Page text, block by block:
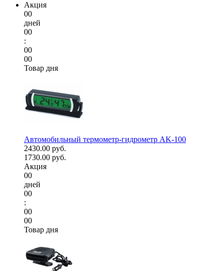
Акция
00
дней
00
:
00
00
Товар дня
Автомобильный термометр-гидрометр AK-100
2430.00 руб.
1730.00 руб.
Акция
00
дней
00
:
00
00
Товар дня